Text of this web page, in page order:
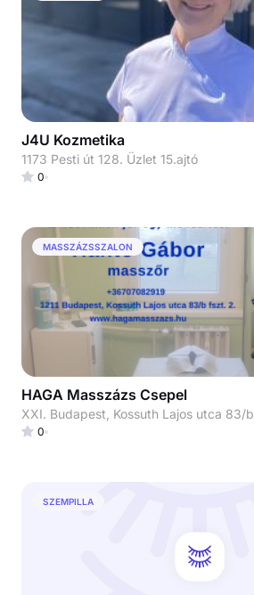
J4U Kozmetika
1173 Pesti út 128. Üzlet 15.ajtó
0
MASSZÁZSSZALON
HAGA Masszázs Csepel
XXI. Budapest, Kossuth Lajos utca 83/b
0
SZEMPILLA